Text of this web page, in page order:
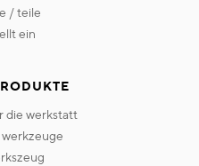
/ teile
ein
die werkstatt
werkzeuge